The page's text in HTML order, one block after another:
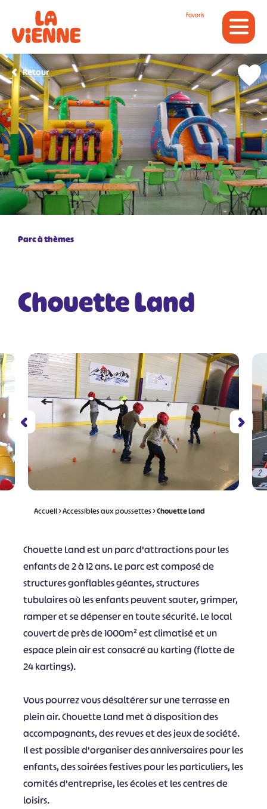
Favoris
Parc à thèmes
Chouette Land
Retour
Accueil>Accessibles aux poussettes>Chouette Land
Chouette Land est un parc d'attractions pour les
enfants de 2 à 12 ans. Le parc est composé de
structures gonflables géantes, structures
tubulaires où les enfants peuvent sauter, grimper,
ramper et se dépenser en toute sécurité. Le local
couvert de près de 1000m² est climatisé et un
espace plein air est consacré au karting (flotte de
24 kartings).
Vous pourrez vous désaltérer sur une terrasse en
plein air. Chouette Land met à disposition des
accompagnants, des revues et des jeux de société.
Il est possible d'organiser des anniversaires pour les
enfants, des soirées festives pour les particuliers, les
comités d'entreprise, les écoles et les centres de
loisirs.